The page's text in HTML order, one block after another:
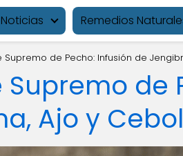
Noticias Remedios
Supremo de Pecho: Infusión de
de
Ajo y